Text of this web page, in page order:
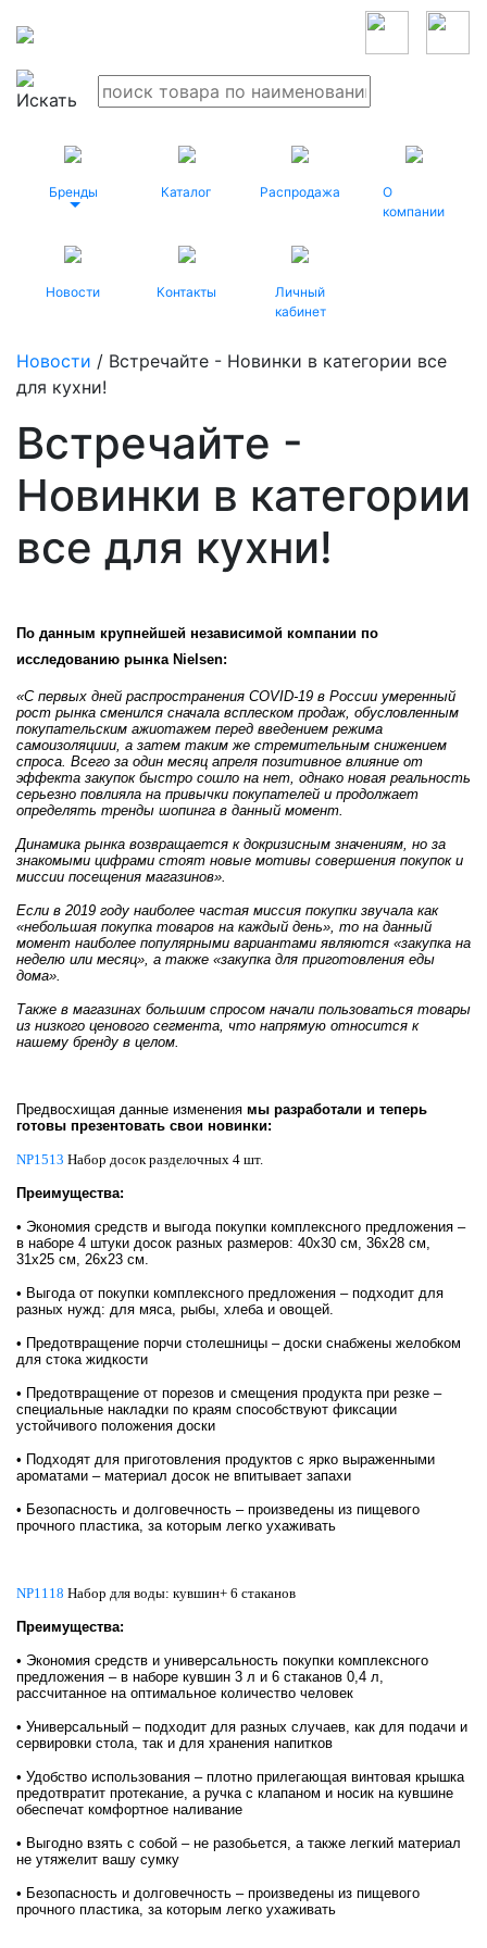
Бренды Каталог Распродажа
О
компании
Новости Контакты
Личный
кабинет
Новости / Встречайте - Новинки в категории все
для кухни!
Встречайте -
Новинки в категории
все для кухни!
По данным крупнейшей независимой компании по
исследованию рынка Nielsen:
«С первых дней распространения COVID-19 в России умеренный
рост рынка сменился сначала всплеском продаж, обусловленным
покупательским ажиотажем перед введением режима
самоизоляциии, а затем таким же стремительным снижением
спроса. Всего за один месяц апреля позитивное влияние от
эффекта закупок быстро сошло на нет, однако новая реальность
серьезно повлияла на привычки покупателей и продолжает
определять тренды шопинга в данный момент.
Динамика рынка возвращается к докризисным значениям, но за
знакомыми цифрами стоят новые мотивы совершения покупок и
миссии посещения магазинов».
Если в 2019 году наиболее частая миссия покупки звучала как
«небольшая покупка товаров на каждый день», то на данный
момент наиболее популярными вариантами являются «закупка на
неделю или месяц», а также «закупка для приготовления еды
дома».
Также в магазинах большим спросом начали пользоваться товары
из низкого ценового сегмента, что напрямую относится к
нашему бренду в целом.
Предвосхищая данные изменения мы разработали и теперь
готовы презентовать свои новинки:
NP1513 Набор досок разделочных 4 шт.
Преимущества:
• Экономия средств и выгода покупки комплексного предложения –
в наборе 4 штуки досок разных размеров: 40х30 см, 36х28 см,
31х25 см, 26х23 см.
• Выгода от покупки комплексного предложения – подходит для
разных нужд: для мяса, рыбы, хлеба и овощей.
• Предотвращение порчи столешницы – доски снабжены желобком
для стока жидкости
• Предотвращение от порезов и смещения продукта при резке –
специальные накладки по краям способствуют фиксации
устойчивого положения доски
• Подходят для приготовления продуктов с ярко выраженными
ароматами – материал досок не впитывает запахи
• Безопасность и долговечность – произведены из пищевого
прочного пластика, за которым легко ухаживать
NP1118 Набор для воды: кувшин+ 6 стаканов
Преимущества:
• Экономия средств и универсальность покупки комплексного
предложения – в наборе кувшин 3 л и 6 стаканов 0,4 л,
рассчитанное на оптимальное количество человек
• Универсальный – подходит для разных случаев, как для подачи и
сервировки стола, так и для хранения напитков
• Удобство использования – плотно прилегающая винтовая крышка
предотвратит протекание, а ручка с клапаном и носик на кувшине
обеспечат комфортное наливание
• Выгодно взять с собой – не разобьется, а также легкий материал
не утяжелит вашу сумку
• Безопасность и долговечность – произведены из пищевого
прочного пластика, за которым легко ухаживать